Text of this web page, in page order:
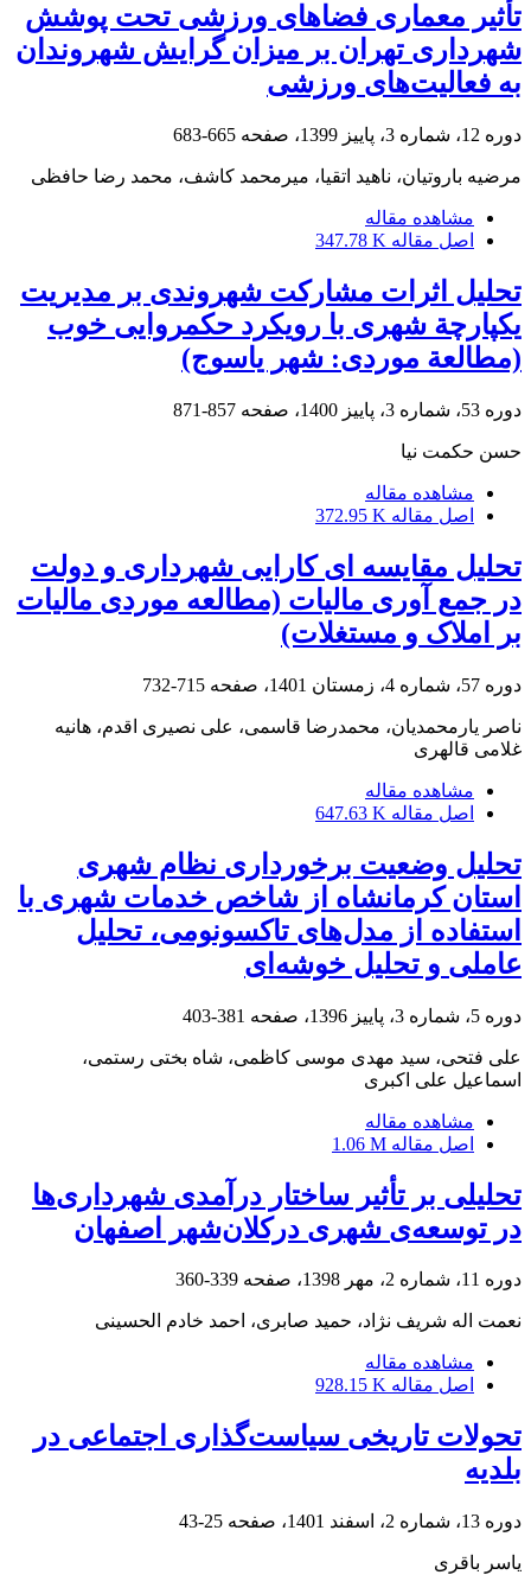
تأثیر معماری فضاهای ورزشی تحت پوشش
شهرداری تهران بر میزان گرایش شهروندان
به فعالیت‌های ورزشی
دوره 12، شماره 3، پاییز 1399، صفحه 665-683
مرضیه باروتیان، ناهید اتقیا، میرمحمد کاشف، محمد رضا حافظی
مشاهده مقاله
اصل مقاله 347.78 K
تحلیل اثرات مشارکت شهروندی بر مدیریت
یکپارچة شهری با رویکرد حکمروایی خوب
(مطالعة موردی: شهر یاسوج)
دوره 53، شماره 3، پاییز 1400، صفحه 857-871
حسن حکمت نیا
مشاهده مقاله
اصل مقاله 372.95 K
تحلیل مقایسه‬ ای کارایی شهرداری و دولت
در جمع‬ آوری مالیات (مطالعه موردی مالیات
بر املاک و مستغلات)
دوره 57، شماره 4، زمستان 1401، صفحه 715-732
ناصر یارمحمدیان، محمدرضا قاسمی، علی نصیری اقدم، هانیه
غلامی قالهری
مشاهده مقاله
اصل مقاله 647.63 K
تحلیل وضعیت برخورداری نظام شهری
استان کرمانشاه از شاخص خدمات شهری با
استفاده از مدل‌های تاکسونومی، تحلیل
عاملی و تحلیل خوشه‌ای
دوره 5، شماره 3، پاییز 1396، صفحه 381-403
علی فتحی، سید مهدی موسی کاظمی، شاه بختی رستمی،
اسماعیل علی اکبری
مشاهده مقاله
اصل مقاله 1.06 M
تحلیلی بر تأثیر ساختار درآمدی شهرداری‌ها
در توسعه‌ی شهری درکلان‌شهر اصفهان
دوره 11، شماره 2، مهر 1398، صفحه 339-360
نعمت اله شریف نژاد، حمید صابری، احمد خادم الحسینی
مشاهده مقاله
اصل مقاله 928.15 K
تحولات تاریخی سیاست‌گذاری اجتماعی در
بلدیه
دوره 13، شماره 2، اسفند 1401، صفحه 25-43
یاسر باقری